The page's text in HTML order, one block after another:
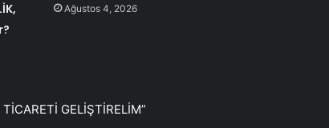
Ağustos 4, 2026
GELİŞTİRELİM”